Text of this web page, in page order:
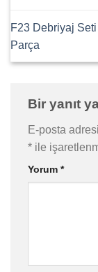
F23 Debriyaj
Parça
Bir yanıt
E-posta
* ile
Yorum *